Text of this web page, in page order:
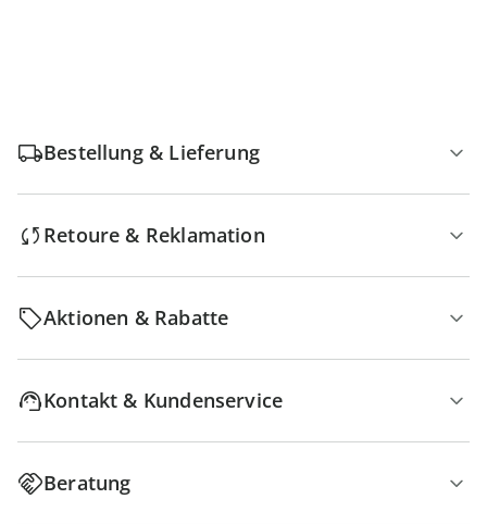
Bestellung & Lieferung
Retoure & Reklamation
Aktionen & Rabatte
Kontakt & Kundenservice
Beratung